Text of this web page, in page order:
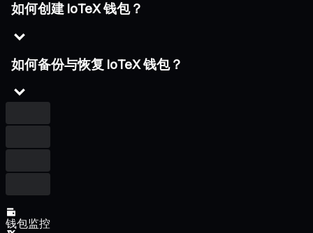
如何创建 IoTeX 钱包？
如何备份与恢复 IoTeX 钱包？
钱包监控